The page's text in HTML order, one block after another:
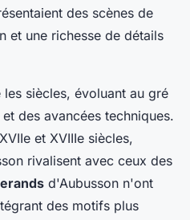
des scènes de
et une richesse de détails
siècles, évoluant au gré
des avancées techniques.
et XVIIIe siècles,
rivalisent avec ceux des
d'Aubusson n'ont
des motifs plus